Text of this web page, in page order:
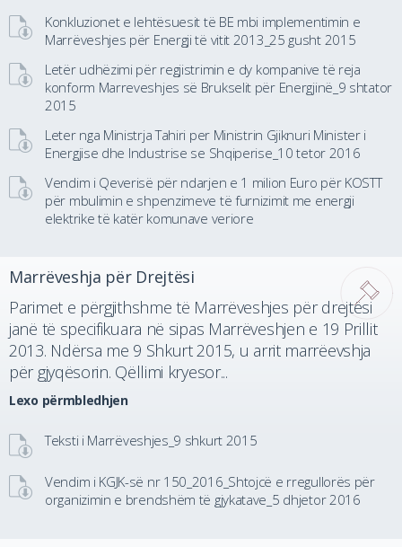
Konkluzionet e lehtësuesit të BE mbi implementimin e
Marrëveshjes për Energji të vitit 2013_25 gusht 2015
Letër udhëzimi për regjistrimin e dy kompanive të reja
konform Marreveshjes së Brukselit për Energjinë_9 shtator
2015
Leter nga Ministrja Tahiri per Ministrin Gjiknuri Minister i
Energjise dhe Industrise se Shqiperise_10 tetor 2016
Vendim i Qeverisë për ndarjen e 1 milion Euro për KOSTT
për mbulimin e shpenzimeve të furnizimit me energji
elektrike të katër komunave veriore
Marrëveshja për Drejtësi
Parimet e përgjithshme të Marrëveshjes për drejtësi
janë të specifikuara në sipas Marrëveshjen e 19 Prillit
2013. Ndërsa me 9 Shkurt 2015, u arrit marrëevshja
për gjyqësorin. Qëllimi kryesor...
Lexo përmbledhjen
Teksti i Marrëveshjes_9 shkurt 2015
Vendim i KGJK-së nr 150_2016_Shtojcë e rregullorës për
organizimin e brendshëm të gjykatave_5 dhjetor 2016